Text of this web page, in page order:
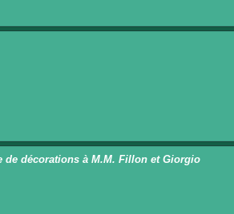
de décorations à M.M. Fillon et Giorgio